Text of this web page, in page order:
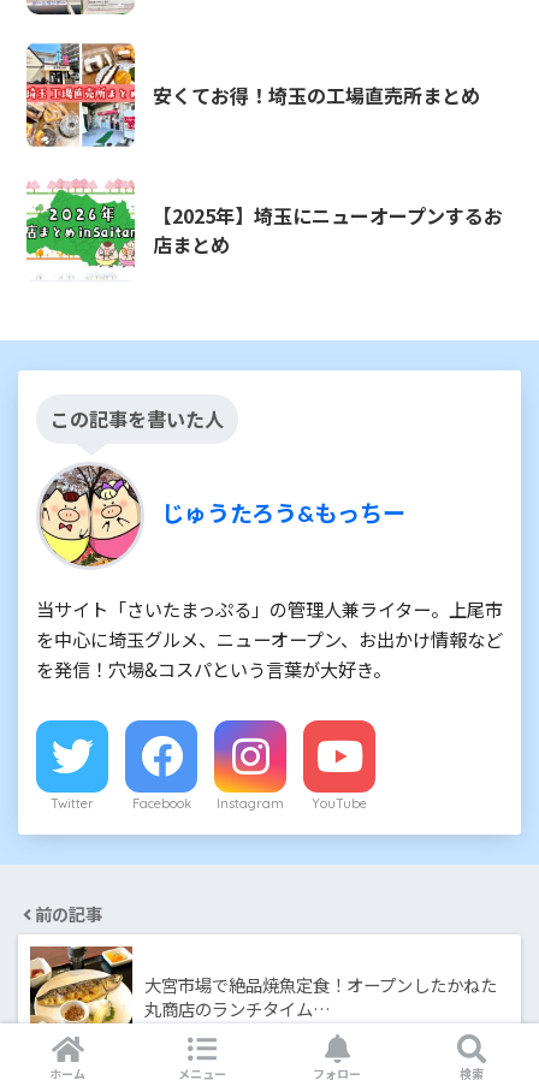
安くてお得！埼玉の工場直売所まとめ
【2025年】埼玉にニューオープンするお
店まとめ
この記事を書いた人
じゅうたろう&もっちー
当サイト「さいたまっぷる」の管理人兼ライター。上尾市
を中心に埼玉グルメ、ニューオープン、お出かけ情報など
を発信！穴場&コスパという言葉が大好き。
Twitter Facebook Instagram YouTube
前の記事
大宮市場で絶品焼魚定食！オープンしたかねた
丸商店のランチタイム…
ホーム メニュー フォロー 検索